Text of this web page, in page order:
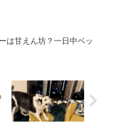
は甘えん坊？一日中ベッ